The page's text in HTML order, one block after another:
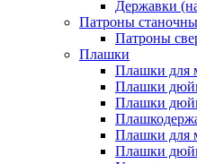
Державки
Патроны
Патроны
Плашки
Плашки для
Плашки
Плашки
Плашки для
Плашки